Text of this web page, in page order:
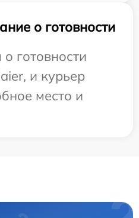
о готовности
готовности
и курьер
место и